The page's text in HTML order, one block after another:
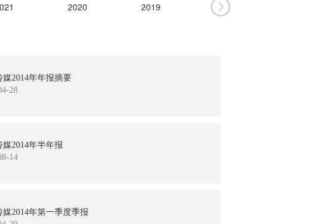
2020 2019
媒2014年年报摘要
28
媒2014年半年报
14
媒2014年第一季度季报